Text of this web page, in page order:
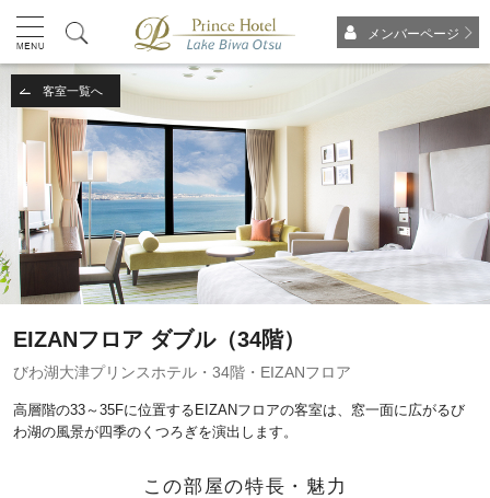
メンバーページ
客室一覧へ
EIZANフロア ダブル（34階）
びわ湖大津プリンスホテル・34階・EIZANフロア
高層階の33～35Fに位置するEIZANフロアの客室は、窓一面に広がるび
わ湖の風景が四季のくつろぎを演出します。
この部屋の特長・魅力